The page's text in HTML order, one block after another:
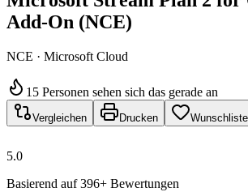
Add-On (NCE)
NCE · Microsoft Cloud
15 Personen sehen sich das gerade an
Vergleichen Drucken Wunschliste
5.0
Basierend auf 396+ Bewertungen